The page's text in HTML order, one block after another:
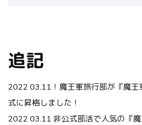
追記
2022 03.11 ！魔王軍旅行部が『魔
式に昇格しました！
2022 03.11 非公式部活で人気の『